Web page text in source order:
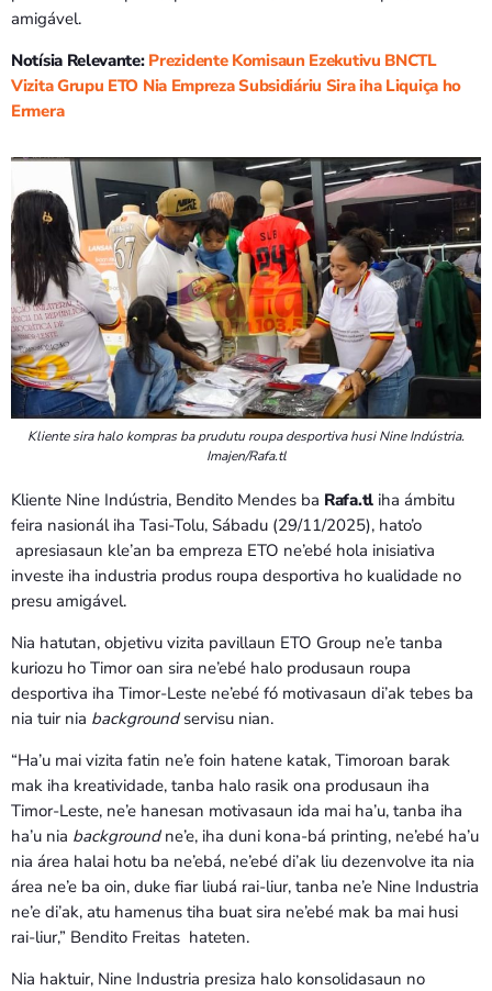
amigável.
Notísia Relevante: Prezidente Komisaun Ezekutivu BNCTL
Vizita Grupu ETO Nia Empreza Subsidiáriu Sira iha Liquiça ho
Ermera
Kliente sira halo kompras ba prudutu roupa desportiva husi Nine Indústria.
Imajen/Rafa.tl
Kliente Nine Indústria, Bendito Mendes ba Rafa.tliha ámbitu
feira nasionál iha Tasi-Tolu, Sábadu (29/11/2025), hato’o
apresiasaun kle’an ba empreza ETO ne’ebé hola inisiativa
investe iha industria produs roupa desportiva ho kualidade no
presu amigável.
Nia hatutan, objetivu vizita pavillaun ETO Group ne’e tanba
kuriozu ho Timor oan sira ne’ebé halo produsaun roupa
desportiva iha Timor-Leste ne’ebé fó motivasaun di’ak tebes ba
nia tuir nia backgroundservisu nian.
“Ha’u mai vizita fatin ne’e foin hatene katak, Timoroan barak
mak iha kreatividade, tanba halo rasik ona produsaun iha
Timor-Leste, ne’e hanesan motivasaun ida mai ha’u, tanba iha
ha’u nia backgroundne’e, iha duni kona-bá printing, ne’ebé ha’u
nia área halai hotu ba ne’ebá, ne’ebé di’ak liu dezenvolve ita nia
área ne’e ba oin, duke fiar liubá rai-liur, tanba ne’e Nine Industria
ne’e di’ak, atu hamenus tiha buat sira ne’ebé mak ba mai husi
rai-liur,” Bendito Freitas hateten.
Nia haktuir, Nine Industria presiza halo konsolidasaun no